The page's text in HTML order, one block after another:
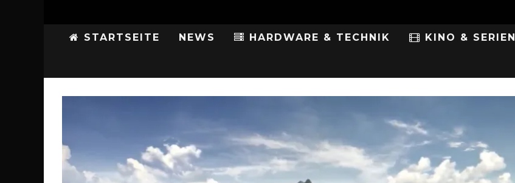
STARTSEITE NEWS HARDWARE & TECHNIK KINO & SERIEN